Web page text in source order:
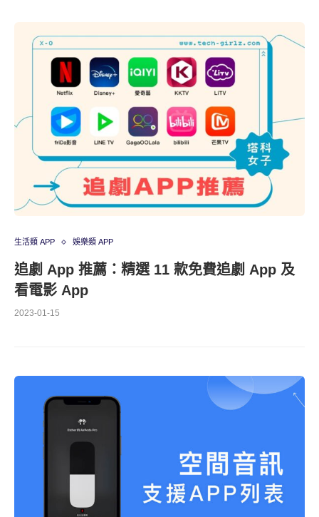
生活類 APP 娛樂類 APP
追劇 App 推薦：精選 11 款免費追劇 App 及
看電影 App
2023-01-15